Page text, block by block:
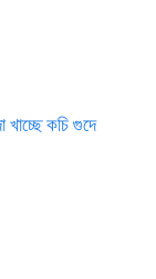
খাচ্ছে কচি গুদে